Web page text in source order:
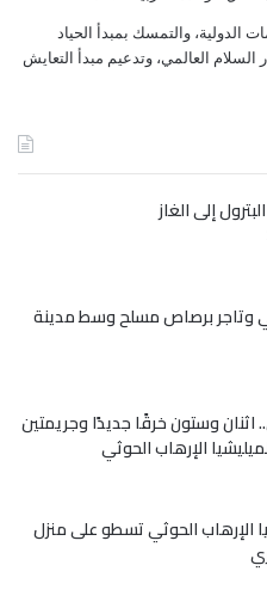
ﺍﻟﺪﻭﻟﻴﺔ، ﻭﺍﻟﺘﻤﺴﻚ ﺑﻤﺒﺪﺃ ﺍﻟﺤﻴﺎﺩ
ﺍﻟﺴﻼﻡ ﺍﻟﻌﺎﻟﻤﻲ، ﻭﺗﺪﻋﻴﻢ ﻣﺒﺪﺃ ﺍﻟﺘﻌﺎﻳﺶ
إلى الغاز
وتاجر برصاص مسلح وسط مدينة
اثنان وستون خرقًا جديدًا وجريمتين
الإرهاب الحوثي
الإرهاب الحوثي تسطو على منزل